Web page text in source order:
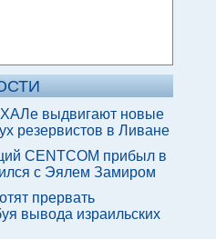
выдвигают новые
резервистов в Ливане
CENTCOM прибыл в
с Эялем Замиром
прервать
вывода израильских